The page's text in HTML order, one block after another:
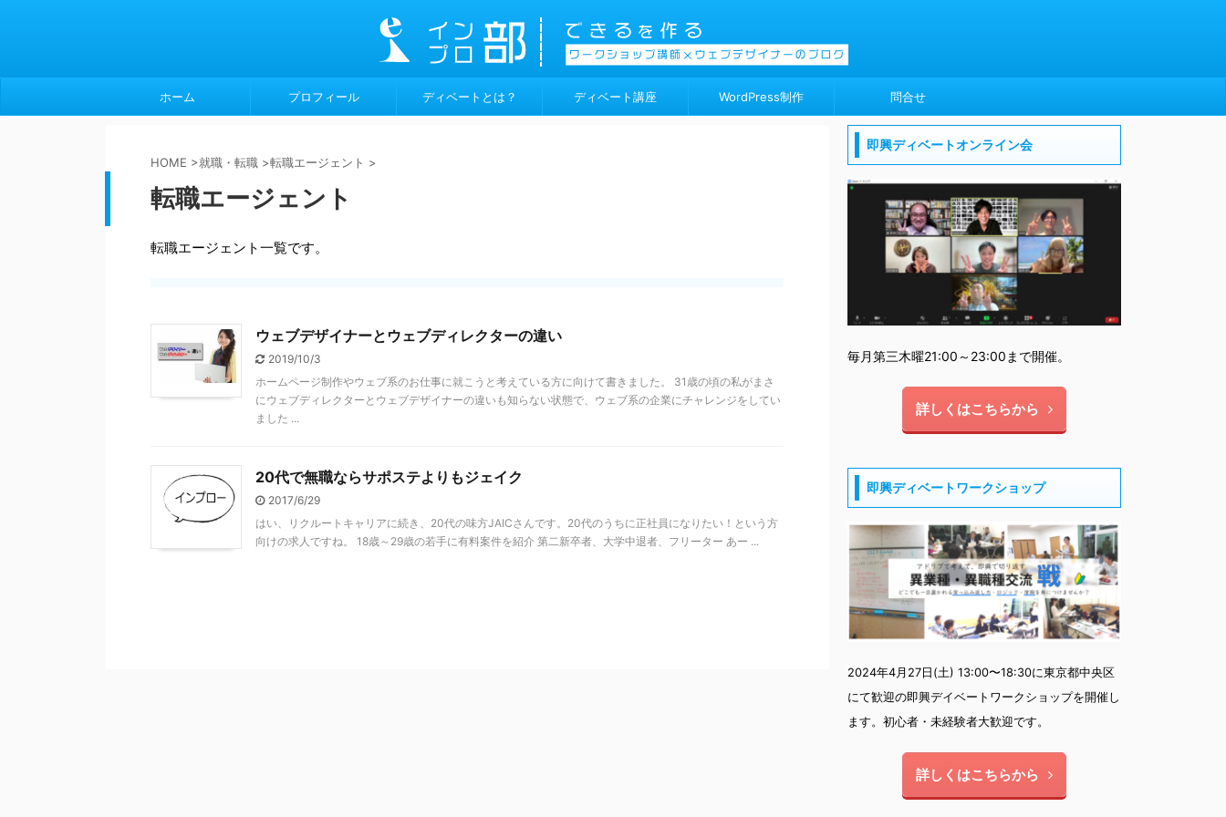
ホーム プロフィール ディベートとは？ ディベート講座 WordPress制作 問合せ
HOME >就職・転職 >転職エージェント >
転職エージェント
転職エージェント一覧です。
ウェブデザイナーとウェブディレクターの違い
2019/10/3
ホームページ制作やウェブ系のお仕事に就こうと考えている方に向けて書きました。 31歳の頃の私がまさ
にウェブディレクターとウェブデザイナーの違いも知らない状態で、ウェブ系の企業にチャレンジをしてい
ました ...
20代で無職ならサポステよりもジェイク
2017/6/29
はい、リクルートキャリアに続き、20代の味方JAICさんです。20代のうちに正社員になりたい！という方
向けの求人ですね。 18歳～29歳の若手に有料案件を紹介 第二新卒者、大学中退者、フリーター あー ...
即興ディベートオンライン会
毎月第三木曜21:00～23:00まで開催。
詳しくはこちらから
即興ディベートワークショップ
2024年4月27日(土) 13:00〜18:30に東京都中央区
にて歓迎の即興デイベートワークショップを開催し
ます。初心者・未経験者大歓迎です。
詳しくはこちらから